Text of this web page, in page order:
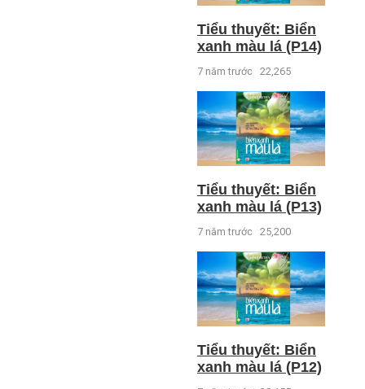
Tiểu thuyết: Biển
xanh màu lá (P14)
7 năm trước 22,265
Tiểu thuyết: Biển
xanh màu lá (P13)
7 năm trước 25,200
Tiểu thuyết: Biển
xanh màu lá (P12)